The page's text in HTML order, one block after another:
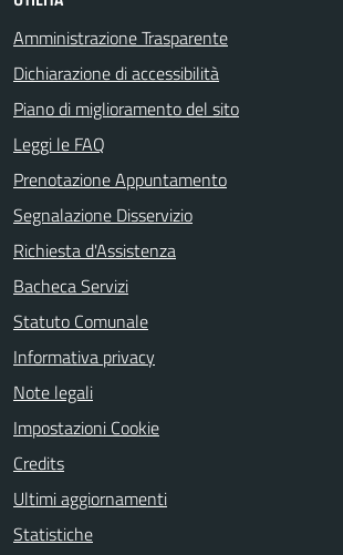
Amministrazione Trasparente
Dichiarazione di accessibilità
Piano di miglioramento del sito
Leggi le FAQ
Prenotazione Appuntamento
Segnalazione Disservizio
Richiesta d'Assistenza
Bacheca Servizi
Statuto Comunale
Informativa privacy
Note legali
Impostazioni Cookie
Credits
Ultimi aggiornamenti
Statistiche